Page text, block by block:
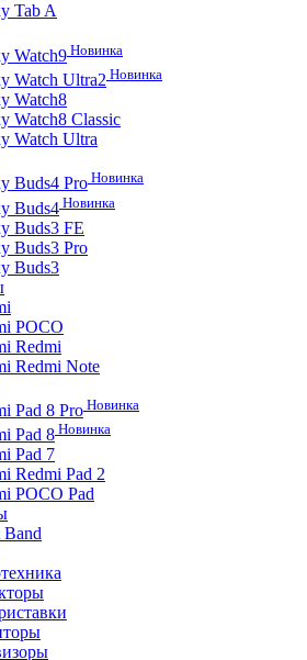
Tab A
Watch9 Новинка
Watch Ultra2 Новинка
Watch8
Watch8 Classic
Watch Ultra
Buds4 Pro Новинка
Buds4 Новинка
Buds3 FE
Buds3 Pro
Buds3
POCO
Redmi
Redmi Note
Pad 8 Pro Новинка
Pad 8 Новинка
Pad 7
Redmi Pad 2
POCO Pad
Band